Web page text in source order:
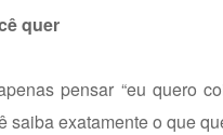
quer
pensar “eu quero
saiba exatamente o que